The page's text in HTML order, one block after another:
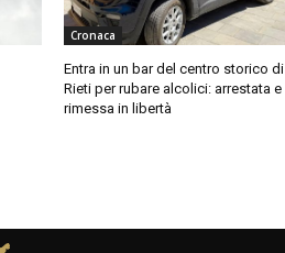
Cronaca
Entra in un bar del centro storico di
Rieti per rubare alcolici: arrestata e
rimessa in libertà